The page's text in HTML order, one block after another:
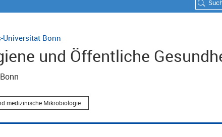
Universität Bonn
und Öffentliche
medizinische Mikrobiologie